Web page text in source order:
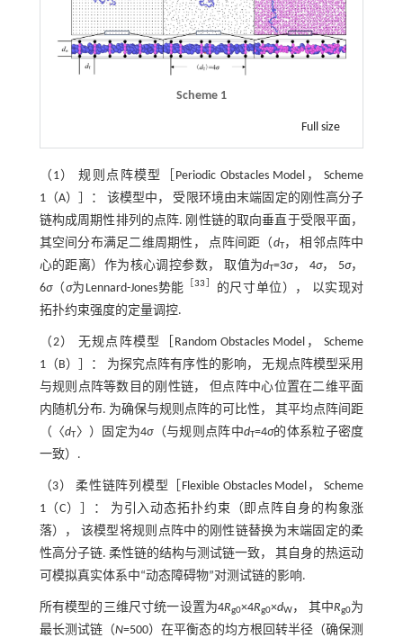
Scheme 1
Full size
（1） 规则点阵模型［Periodic Obstacles Model， Scheme
1（A）］： 该模型中， 受限环境由末端固定的刚性高分子
链构成周期性排列的点阵. 刚性链的取向垂直于受限平面，
其空间分布满足二维周期性， 点阵间距（dT， 相邻点阵中
心的距离）作为核心调控参数， 取值为dT=3σ， 4σ， 5σ，
6σ（σ为Lennard-Jones势能 ［33］
的尺寸单位）， 以实现对
拓扑约束强度的定量调控.
（2） 无规点阵模型［Random Obstacles Model， Scheme
1（B）］： 为探究点阵有序性的影响， 无规点阵模型采用
与规则点阵等数目的刚性链， 但点阵中心位置在二维平面
内随机分布. 为确保与规则点阵的可比性， 其平均点阵间距
（〈dT〉）固定为4σ（与规则点阵中dT=4σ的体系粒子密度
一致）.
（3） 柔性链阵列模型［Flexible Obstacles Model， Scheme
1（C）］： 为引入动态拓扑约束（即点阵自身的构象涨
落）， 该模型将规则点阵中的刚性链替换为末端固定的柔
性高分子链. 柔性链的结构与测试链一致， 其自身的热运动
可模拟真实体系中“动态障碍物”对测试链的影响.
所有模型的三维尺寸统一设置为4Rg0×4Rg0×dW， 其中Rg0为
最长测试链（N=500）在平衡态的均方根回转半径（确保测